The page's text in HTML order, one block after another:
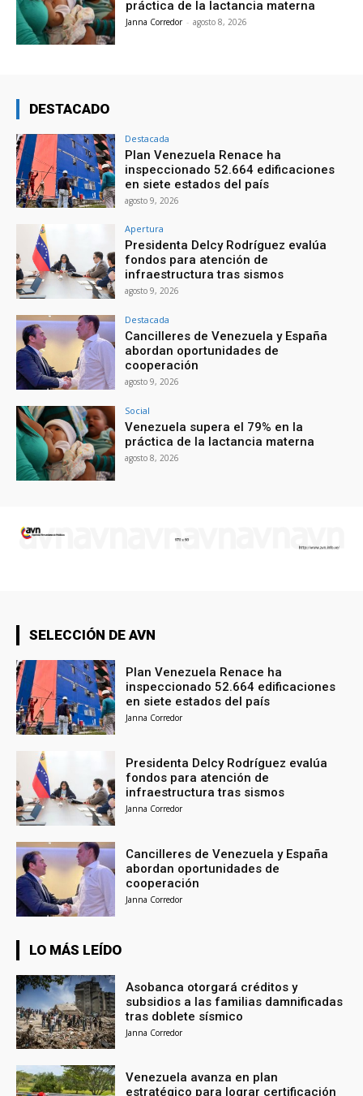
práctica de la lactancia materna
Janna Corredor - agosto 8, 2026
DESTACADO
Destacada
Plan Venezuela Renace ha
inspeccionado 52.664 edificaciones
en siete estados del país
agosto 9, 2026
Apertura
Presidenta Delcy Rodríguez evalúa
fondos para atención de
infraestructura tras sismos
agosto 9, 2026
Destacada
Cancilleres de Venezuela y España
abordan oportunidades de
cooperación
agosto 9, 2026
Social
Venezuela supera el 79% en la
práctica de la lactancia materna
agosto 8, 2026
SELECCIÓN DE AVN
Plan Venezuela Renace ha
inspeccionado 52.664 edificaciones
en siete estados del país
Janna Corredor
Presidenta Delcy Rodríguez evalúa
fondos para atención de
infraestructura tras sismos
Janna Corredor
Cancilleres de Venezuela y España
abordan oportunidades de
cooperación
Janna Corredor
LO MÁS LEÍDO
Asobanca otorgará créditos y
subsidios a las familias damnificadas
tras doblete sísmico
Janna Corredor
Venezuela avanza en plan
estratégico para lograr certificación